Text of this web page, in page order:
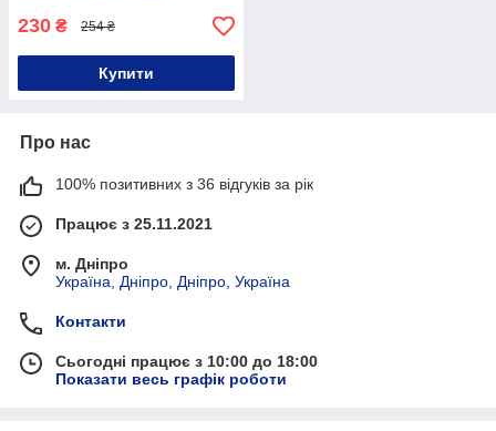
230 ₴ 254 ₴
Купити
Про нас
100% позитивних з 36 відгуків за рік
Працює з 25.11.2021
м. Дніпро
Україна, Дніпро, Дніпро, Україна
Контакти
Сьогодні працює з 10:00 до 18:00
Показати весь графік роботи